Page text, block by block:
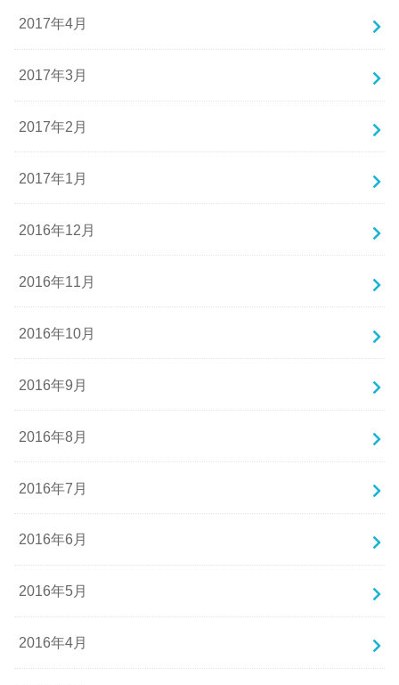
2017年4月
2017年3月
2017年2月
2017年1月
2016年12月
2016年11月
2016年10月
2016年9月
2016年8月
2016年7月
2016年6月
2016年5月
2016年4月